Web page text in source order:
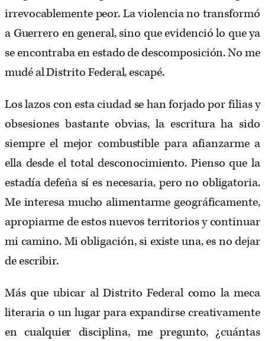
irrevocablemente peor. La violencia no transformó
a Guerrero en general, sino que evidenció lo que ya
se encontraba en estado de descomposición. No me
mudé al Distrito Federal, escapé.
Los lazos con esta ciudad se han forjado por filias y
obsesiones bastante obvias, la escritura ha sido
siempre el mejor combustible para afianzarme a
ella desde el total desconocimiento. Pienso que la
estadía defeña sí es necesaria, pero no obligatoria.
Me interesa mucho alimentarme geográficamente,
apropiarme de estos nuevos territorios y continuar
mi camino. Mi obligación, si existe una, es no dejar
de escribir.
Más que ubicar al Distrito Federal como la meca
literaria o un lugar para expandirse creativamente
en cualquier disciplina, me pregunto, ¿cuántas